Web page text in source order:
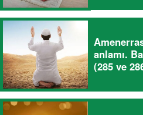
anlamı.
(285 ve